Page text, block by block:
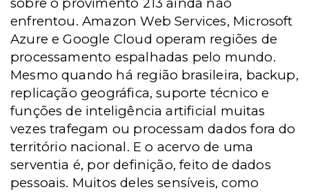
enfrentou. Amazon Web Services, Microsoft
Azure e Google Cloud operam regiões de
processamento espalhadas pelo mundo.
Mesmo quando há região brasileira, backup,
replicação geográfica, suporte técnico e
funções de inteligência artificial muitas
vezes trafegam ou processam dados fora do
território nacional. E o acervo de uma
serventia é, por definição, feito de dados
pessoais. Muitos deles sensíveis, como